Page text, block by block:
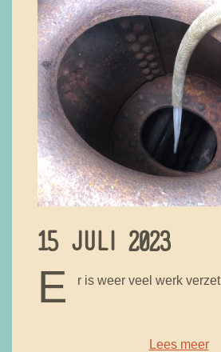
15 JULI 2023
E r is weer veel werk verzet
Lees meer